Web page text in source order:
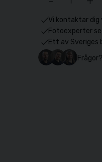
Vi kontaktar dig
Fotoexperter
Ett av Sveriges